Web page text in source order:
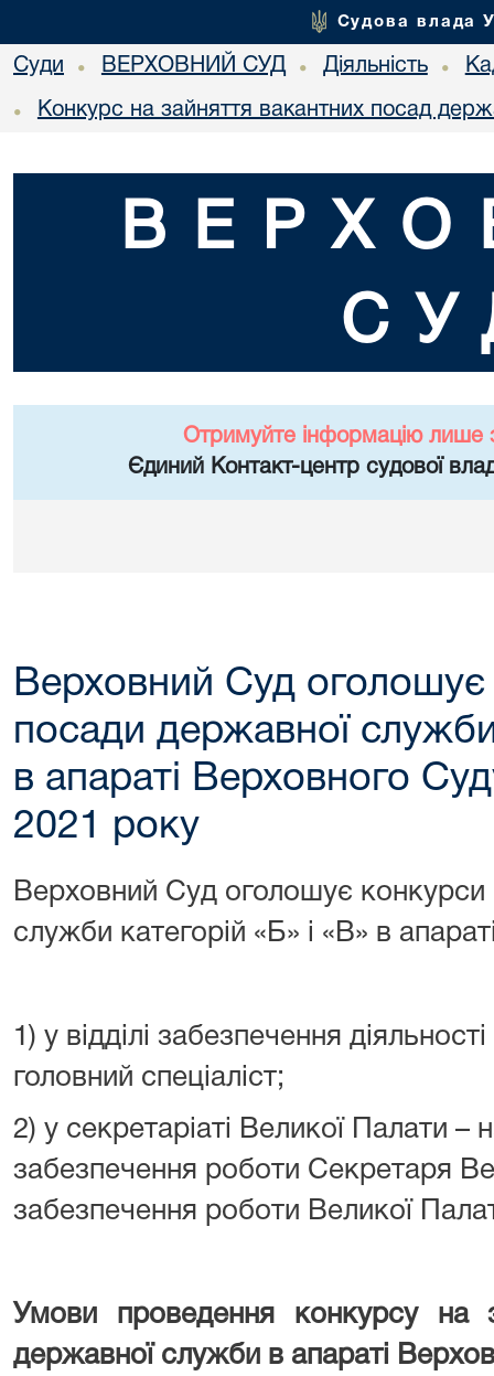
Судова влада
Суди • ВЕРХОВНИЙ СУД • Діяльність •
• Конкурс на зайняття вакантних посад
Отримуйте інформацію лише
Єдиний Контакт-центр судової
Верховний Суд оголошує
посади державної служби
в апараті Верховного
2021 року
Верховний Суд оголошує
служби категорій «Б» і «В» в
1) у відділі забезпечення
головний спеціаліст;
2) у секретаріаті Великої Палати –
забезпечення роботи Секретаря
забезпечення роботи Великої
Умови проведення конкурсу на
державної служби в апараті